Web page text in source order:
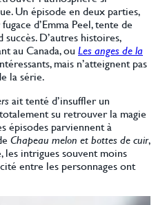
Un épisode en deux parties,
d’Emma Peel, tente de
succès. D’autres histoires,
au Canada, ou Les anges de la
mais n’atteignent pas
la série.
ait tenté d’insuffler un
su retrouver la magie
épisodes parviennent à
Chapeau melon et bottes de cuir,
intrigues souvent moins
entre les personnages ont